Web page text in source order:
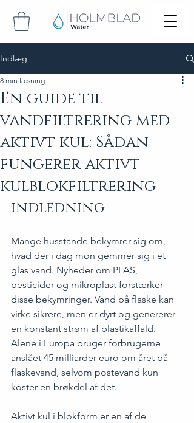
Indlæg
En guide til
vandfiltrering med
aktivt kul: Sådan
fungerer aktivt
kulblokfiltrering
8 min læsning
indledning
Mange husstande bekymrer sig om,
hvad der i dag mon gemmer sig i et
glas vand. Nyheder om PFAS,
pesticider og mikroplast forstærker
disse bekymringer. Vand på flaske kan
virke sikrere, men er dyrt og genererer
en konstant strøm af plastikaffald.
Alene i Europa bruger forbrugerne
anslået 45 milliarder euro om året på
flaskevand, selvom postevand kun
koster en brøkdel af det.
Aktivt kul i blokform er en af de